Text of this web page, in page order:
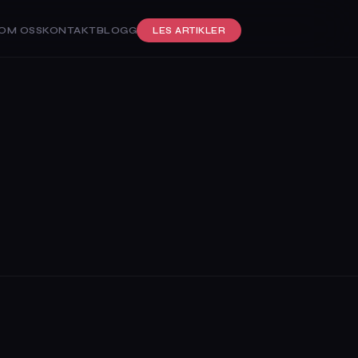
OSSKONTAKTBLOGG LES ARTIKLER